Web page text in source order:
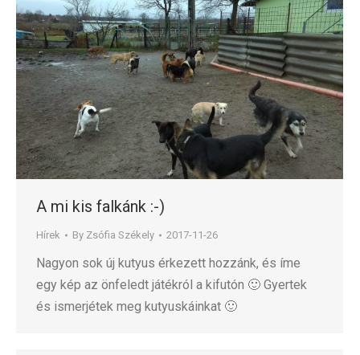
A mi kis falkánk :-)
Hírek By Zsófia Székely 2017-11-26
Nagyon sok új kutyus érkezett hozzánk, és íme
egy kép az önfeledt játékról a kifutón 🙂 Gyertek
és ismerjétek meg kutyuskáinkat 🙂